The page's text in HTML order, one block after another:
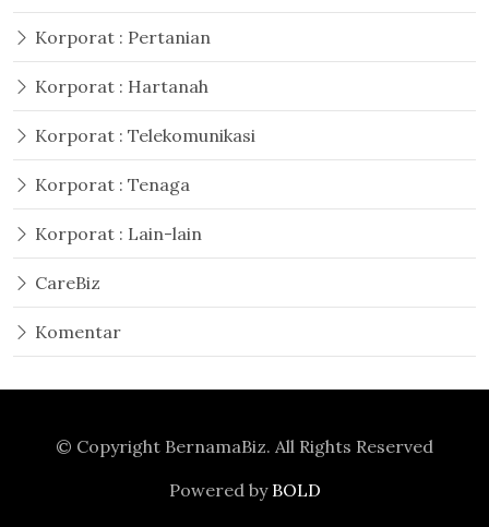
Korporat : Pertanian
Korporat : Hartanah
Korporat : Telekomunikasi
Korporat : Tenaga
Korporat : Lain-lain
CareBiz
Komentar
© Copyright BernamaBiz. All Rights Reserved
Powered by BOLD